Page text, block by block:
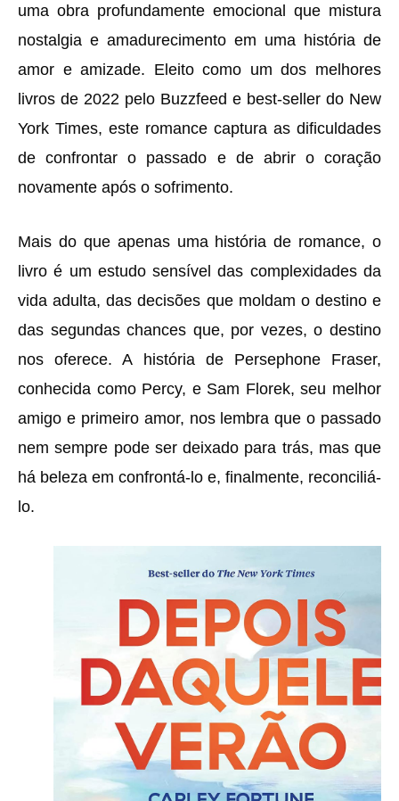
uma obra profundamente emocional que mistura
nostalgia e amadurecimento em uma história de
amor e amizade. Eleito como um dos melhores
livros de 2022 pelo Buzzfeed e best-seller do New
York Times, este romance captura as dificuldades
de confrontar o passado e de abrir o coração
novamente após o sofrimento.
Mais do que apenas uma história de romance, o
livro é um estudo sensível das complexidades da
vida adulta, das decisões que moldam o destino e
das segundas chances que, por vezes, o destino
nos oferece. A história de Persephone Fraser,
conhecida como Percy, e Sam Florek, seu melhor
amigo e primeiro amor, nos lembra que o passado
nem sempre pode ser deixado para trás, mas que
há beleza em confrontá-lo e, finalmente, reconciliá-
lo.